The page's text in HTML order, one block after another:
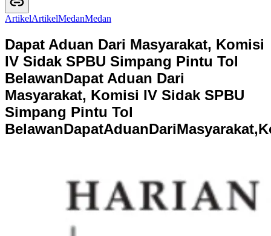
ArtikelArtikelMedanMedan
Dapat Aduan Dari Masyarakat, Komisi
IV Sidak SPBU Simpang Pintu Tol
BelawanDapat Aduan Dari
Masyarakat, Komisi IV Sidak SPBU
Simpang Pintu Tol
BelawanDapatAduanDariMasyarakat,K